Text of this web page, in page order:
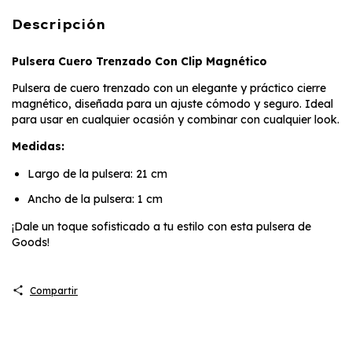
Descripción
Pulsera Cuero Trenzado Con Clip Magnético
Pulsera de cuero trenzado con un elegante y práctico cierre
magnético, diseñada para un ajuste cómodo y seguro. Ideal
para usar en cualquier ocasión y combinar con cualquier look.
Medidas:
Largo de la pulsera: 21 cm
Ancho de la pulsera: 1 cm
¡Dale un toque sofisticado a tu estilo con esta pulsera de
Goods!
Compartir